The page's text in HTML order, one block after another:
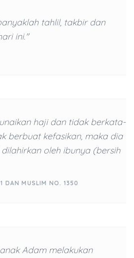
tahlil, takbir dan
ini."
haji dan tidak berkata-
berbuat kefasikan, maka dia
oleh ibunya (bersih
DAN MUSLIM NO. 1350
Adam melakukan